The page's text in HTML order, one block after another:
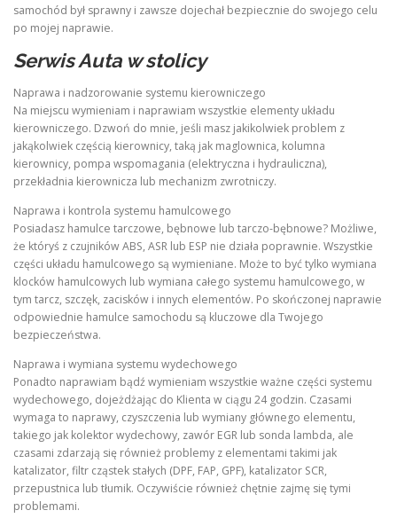
samochód był sprawny i zawsze dojechał bezpiecznie do swojego celu
po mojej naprawie.
Serwis Auta w stolicy
Naprawa i nadzorowanie systemu kierowniczego
Na miejscu wymieniam i naprawiam wszystkie elementy układu
kierowniczego. Dzwoń do mnie, jeśli masz jakikolwiek problem z
jakąkolwiek częścią kierownicy, taką jak maglownica, kolumna
kierownicy, pompa wspomagania (elektryczna i hydrauliczna),
przekładnia kierownicza lub mechanizm zwrotniczy.
Naprawa i kontrola systemu hamulcowego
Posiadasz hamulce tarczowe, bębnowe lub tarczo-bębnowe? Możliwe,
że któryś z czujników ABS, ASR lub ESP nie działa poprawnie. Wszystkie
części układu hamulcowego są wymieniane. Może to być tylko wymiana
klocków hamulcowych lub wymiana całego systemu hamulcowego, w
tym tarcz, szczęk, zacisków i innych elementów. Po skończonej naprawie
odpowiednie hamulce samochodu są kluczowe dla Twojego
bezpieczeństwa.
Naprawa i wymiana systemu wydechowego
Ponadto naprawiam bądź wymieniam wszystkie ważne części systemu
wydechowego, dojeżdżając do Klienta w ciągu 24 godzin. Czasami
wymaga to naprawy, czyszczenia lub wymiany głównego elementu,
takiego jak kolektor wydechowy, zawór EGR lub sonda lambda, ale
czasami zdarzają się również problemy z elementami takimi jak
katalizator, filtr cząstek stałych (DPF, FAP, GPF), katalizator SCR,
przepustnica lub tłumik. Oczywiście również chętnie zajmę się tymi
problemami.